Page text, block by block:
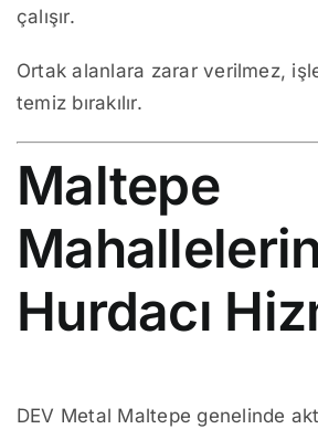
çalışır.
Ortak alanlara zarar verilmez,
temiz bırakılır.
Maltepe
Hurdacı
DEV Metal Maltepe genelinde